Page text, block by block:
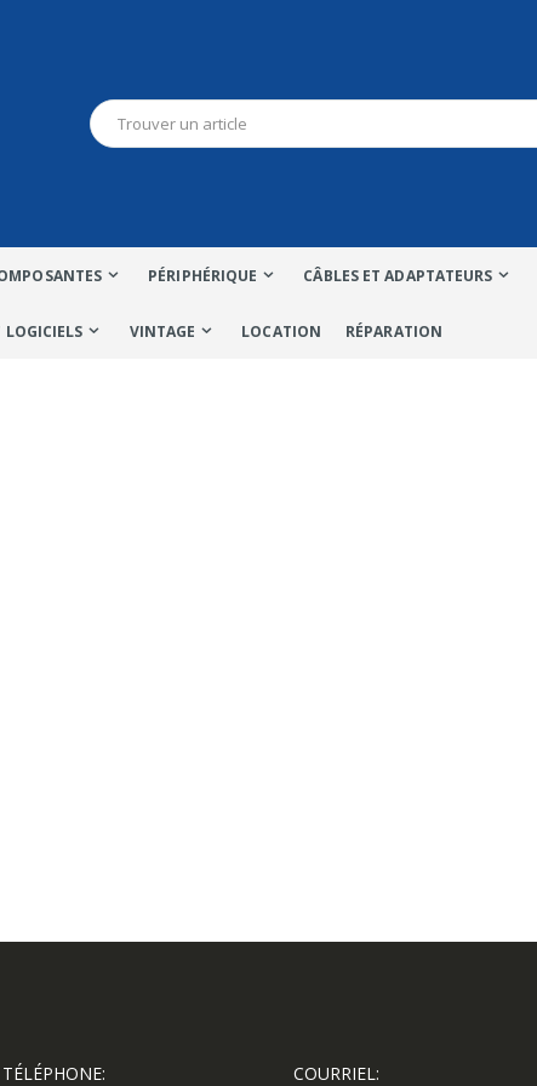
PÉRIPHÉRIQUE CÂBLES ET ADAPTATEURS
LOGICIELS VINTAGE LOCATION RÉPARATION
TÉLÉPHONE:
COURRIEL: